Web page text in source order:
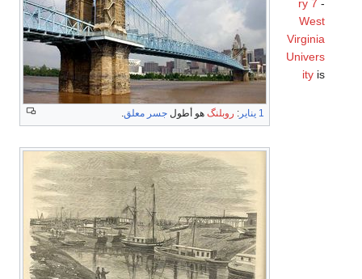
1 يناير : روبلنگ هو أطول جسر معلق.
ry 7 -
West
Virginia
Univers
ityis